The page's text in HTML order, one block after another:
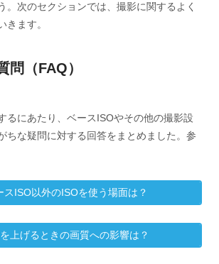
。次のセクションでは、撮影に関するよく
きます。
問（FAQ）
るにあたり、ベースISOやその他の撮影設
ちな疑問に対する回答をまとめました。参
スISO以外のISOを使う場面は？
上げるときの画質への影響は？